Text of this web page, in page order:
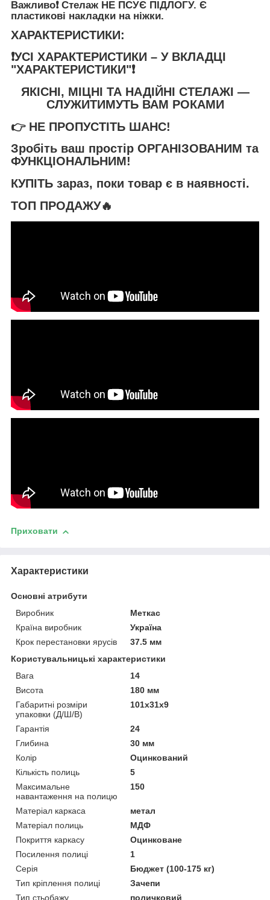
Важливо❗️ Стелаж НЕ ПСУЄ ПІДЛОГУ. Є
пластикові накладки на ніжки.
ХАРАКТЕРИСТИКИ:
❗️УСІ ХАРАКТЕРИСТИКИ – У ВКЛАДЦІ
"ХАРАКТЕРИСТИКИ"❗️
ЯКІСНІ, МІЦНІ ТА НАДІЙНІ СТЕЛАЖІ —
СЛУЖИТИМУТЬ ВАМ РОКАМИ
👉 НЕ ПРОПУСТІТЬ ШАНС!
Зробіть ваш простір ОРГАНІЗОВАНИМ та
ФУНКЦІОНАЛЬНИМ!
КУПІТЬ зараз, поки товар є в наявності.
ТОП ПРОДАЖУ🔥
Приховати
Характеристики
Основні атрибути
Виробник
Меткас
Країна виробник
Україна
Крок перестановки ярусів
37.5 мм
Користувальницькі характеристики
Вага
14
Висота
180 мм
Габаритні розміри
упаковки (Д/Ш/В)
101х31х9
Гарантія
24
Глибина
30 мм
Колір
Оцинкований
Кількість полиць
5
Максимальне
навантаження на полицю
150
Матеріал каркаса
метал
Матеріал полиць
МДФ
Покриття каркасу
Оцинковане
Посилення полиці
1
Серія
Бюджет (100-175 кг)
Тип кріплення полиці
Зачепи
Тип стьобажу
поличковий